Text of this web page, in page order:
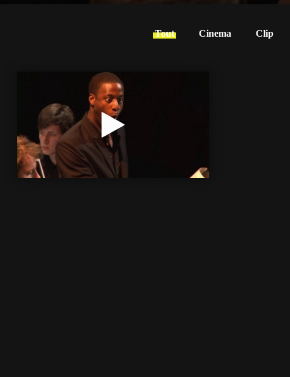
Tout Cinema Clip